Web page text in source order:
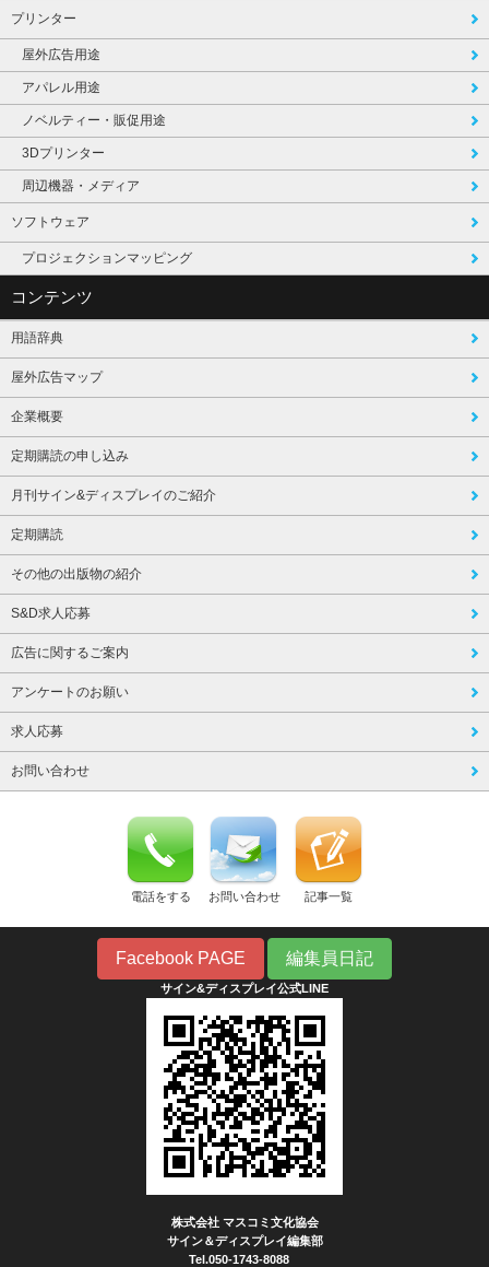
プリンター
屋外広告用途
アパレル用途
ノベルティー・販促用途
3Dプリンター
周辺機器・メディア
ソフトウェア
プロジェクションマッピング
コンテンツ
用語辞典
屋外広告マップ
企業概要
定期購読の申し込み
月刊サイン&ディスプレイのご紹介
定期購読
その他の出版物の紹介
S&D求人応募
広告に関するご案内
アンケートのお願い
求人応募
お問い合わせ
電話をする お問い合わせ 記事一覧
Facebook PAGE 編集員日記
サイン&ディスプレイ公式LINE
株式会社 マスコミ文化協会
サイン＆ディスプレイ編集部
Tel.050-1743-8088